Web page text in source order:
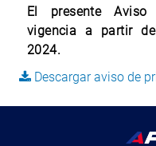
El presente
vigencia a partir
2024.
Descargar aviso de